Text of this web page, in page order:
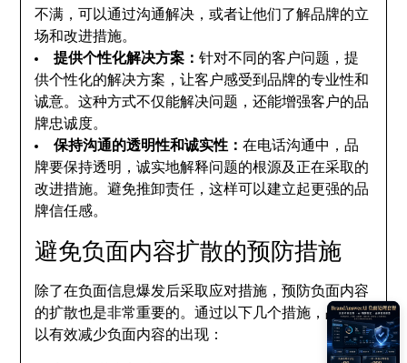
不满，可以通过沟通解决，或者让他们了解品牌的立
场和改进措施。
提供个性化解决方案：针对不同的客户问题，提
供个性化的解决方案，让客户感受到品牌的专业性和
诚意。这种方式不仅能解决问题，还能增强客户的品
牌忠诚度。
保持沟通的透明性和诚实性：在电话沟通中，品
牌要保持透明，诚实地解释问题的根源及正在采取的
改进措施。避免推卸责任，这样可以建立起更强的品
牌信任感。
避免负面内容扩散的预防措施
除了在负面信息爆发后采取应对措施，预防负面内容
的扩散也是非常重要的。通过以下几个措施，品牌可
以有效减少负面内容的出现：